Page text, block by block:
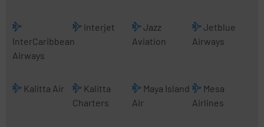
InterCaribbean
Airways
Interjet
Jazz
Aviation
Jetblue
Airways
Kalitta Air
Kalitta
Charters
Maya Island
Air
Mesa
Airlines